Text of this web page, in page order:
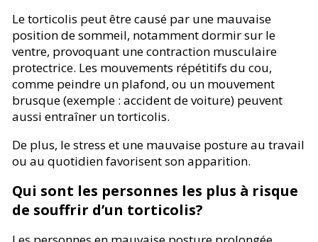
Le torticolis peut être causé par une mauvaise
position de sommeil, notamment dormir sur le
ventre, provoquant une contraction musculaire
protectrice. Les mouvements répétitifs du cou,
comme peindre un plafond, ou un mouvement
brusque (exemple : accident de voiture) peuvent
aussi entraîner un torticolis.
De plus, le stress et une mauvaise posture au travail
ou au quotidien favorisent son apparition.
Qui sont les personnes les plus à risque
de souffrir d’un torticolis?